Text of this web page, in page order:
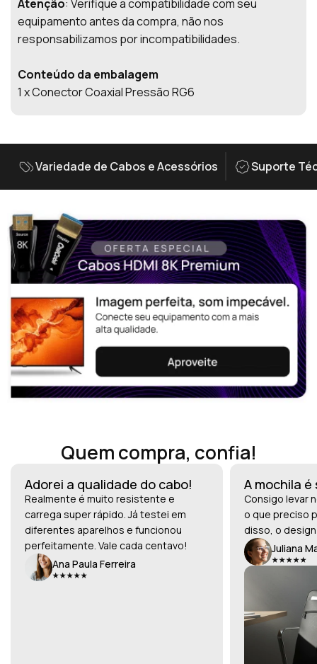
Atenção: Verifique a compatibilidade com seu
equipamento antes da compra, não nos
responsabilizamos por incompatibilidades.
Conteúdo da embalagem
1 x Conector Coaxial Pressão RG6
Variedade de Cabos e Acessórios Suporte
Quem compra, confia!
Adorei a qualidade do cabo!
Realmente é muito resistente e
carrega super rápido. Já testei em
diferentes aparelhos e funcionou
perfeitamente. Vale cada centavo!
Ana Paula Ferreira
A mochila
Consigo levar
o que preciso
disso, o
Juliana